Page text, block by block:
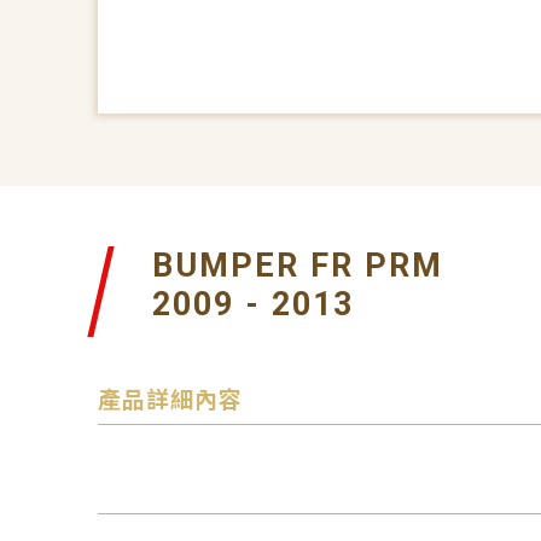
BUMPER FR PRM
2009 - 2013
產品詳細內容